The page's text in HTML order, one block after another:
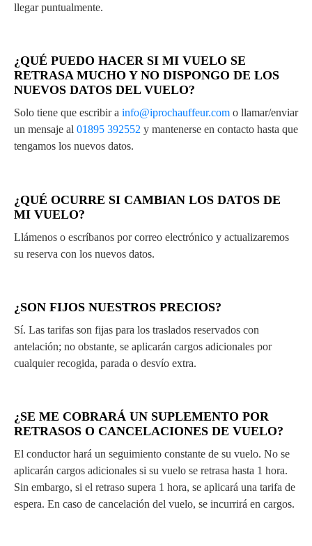
llegar puntualmente.
¿QUÉ PUEDO HACER SI MI VUELO SE
RETRASA MUCHO Y NO DISPONGO DE LOS
NUEVOS DATOS DEL VUELO?
Solo tiene que escribir a info@iprochauffeur.com o llamar/enviar
un mensaje al 01895 392552 y mantenerse en contacto hasta que
tengamos los nuevos datos.
¿QUÉ OCURRE SI CAMBIAN LOS DATOS DE
MI VUELO?
Llámenos o escríbanos por correo electrónico y actualizaremos
su reserva con los nuevos datos.
¿SON FIJOS NUESTROS PRECIOS?
Sí. Las tarifas son fijas para los traslados reservados con
antelación; no obstante, se aplicarán cargos adicionales por
cualquier recogida, parada o desvío extra.
¿SE ME COBRARÁ UN SUPLEMENTO POR
RETRASOS O CANCELACIONES DE VUELO?
El conductor hará un seguimiento constante de su vuelo. No se
aplicarán cargos adicionales si su vuelo se retrasa hasta 1 hora.
Sin embargo, si el retraso supera 1 hora, se aplicará una tarifa de
espera. En caso de cancelación del vuelo, se incurrirá en cargos.